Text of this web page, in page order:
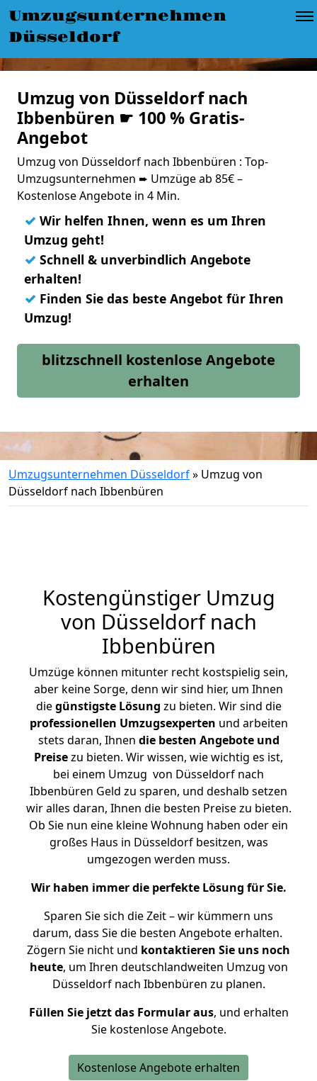
Umzugsunternehmen
Düsseldorf
Umzug von Düsseldorf nach
Ibbenbüren ☛ 100 % Gratis-
Angebot
Umzug von Düsseldorf nach Ibbenbüren : Top-
Umzugsunternehmen ➨ Umzüge ab 85€ –
Kostenlose Angebote in 4 Min.
✓ Wir helfen Ihnen, wenn es um Ihren
Umzug geht!
✓ Schnell & unverbindlich Angebote
erhalten!
✓ Finden Sie das beste Angebot für Ihren
Umzug!
blitzschnell kostenlose Angebote
erhalten
Umzugsunternehmen Düsseldorf» Umzug von
Düsseldorf nach Ibbenbüren
Kostengünstiger Umzug
von Düsseldorf nach
Ibbenbüren
Umzüge können mitunter recht kostspielig sein,
aber keine Sorge, denn wir sind hier, um Ihnen
diegünstigste Lösung zu bieten. Wir sind die
professionellen Umzugsexperten und arbeiten
stets daran, Ihnen die besten Angebote und
Preisezu bieten. Wir wissen, wie wichtig es ist,
bei einem Umzug von Düsseldorf nach
Ibbenbüren Geld zu sparen, und deshalb setzen
wir alles daran, Ihnen die besten Preise zu bieten.
Ob Sie nun eine kleine Wohnung haben oder ein
großes Haus in Düsseldorf besitzen, was
umgezogen werden muss.
Wir haben immer die perfekte Lösung für Sie.
Sparen Sie sich die Zeit – wir kümmern uns
darum, dass Sie die besten Angebote erhalten.
Zögern Sie nicht und kontaktieren Sie uns noch
heute, um Ihren deutschlandweiten Umzug von
Düsseldorf nach Ibbenbüren zu planen.
Füllen Sie jetzt das Formular aus, und erhalten
Sie kostenlose Angebote.
Kostenlose Angebote erhalten